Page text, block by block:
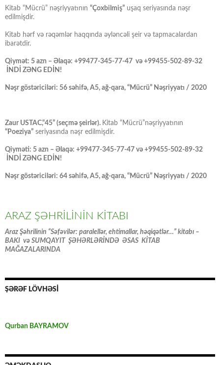
Kitab “Mücrü” nəşriyyatının “Çoxbilmiş” uşaq seriyasında nəşr
edilmişdir.
Kitab hərf və rəqəmlər haqqında əyləncəli şeir və tapmacalardan
ibarətdir.
Qiymət: 5 azn – Əlaqə: +99477-345-77-47 və +99455-502-89-32
İNDİ ZƏNG EDİN!
Nəşr göstəriciləri: 56 səhifə, A5, ağ-qara, “Mücrü” Nəşriyyatı / 2020
Zaur USTAC,“45” (seçmə şeirlər). Kitab “Mücrü”nəşriyyatının
“Poeziya” seriyasında nəşr edilmişdir.
Qiyməti: 5 azn – Əlaqə: +99477-345-77-47 və +99455-502-89-32
İNDİ ZƏNG EDİN!
Nəşr göstəriciləri: 64 səhifə, A5, ağ-qara, “Mücrü” Nəşriyyatı / 2020
ARAZ ŞƏHRİLİNİN KİTABI
Araz Şəhrilinin “Səfəvilər: paralellər, ehtimallar, həqiqətlər…” kitabı –
BAKI və SUMQAYIT ŞƏHƏRLƏRİNDƏ ƏSAS KİTAB
MAĞAZALARINDA
ŞƏRƏF LÖVHƏSİ
Qurban BAYRAMOV